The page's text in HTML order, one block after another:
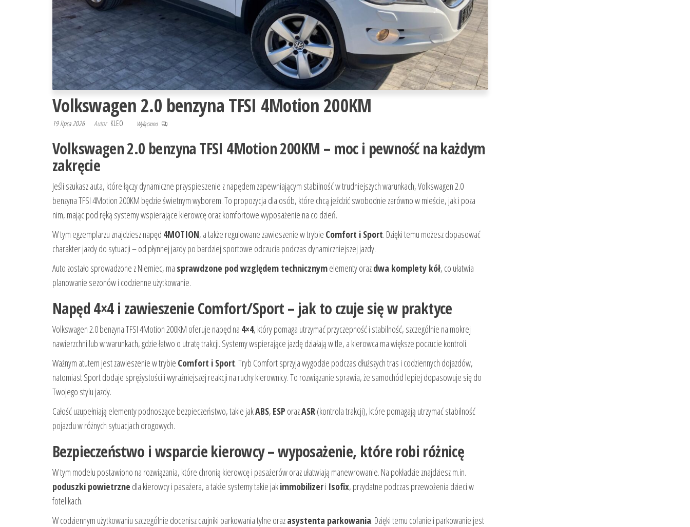
Volkswagen 2.0 benzyna TFSI 4Motion 200KM
19 lipca 2026 Autor KLEO Wyłączono
Volkswagen 2.0 benzyna TFSI 4Motion 200KM – moc i pewność na każdym
zakręcie
Jeśli szukasz auta, które łączy dynamiczne przyspieszenie z napędem zapewniającym stabilność w trudniejszych warunkach, Volkswagen 2.0
benzyna TFSI 4Motion 200KM będzie świetnym wyborem. To propozycja dla osób, które chcą jeździć swobodnie zarówno w mieście, jak i poza
nim, mając pod ręką systemy wspierające kierowcę oraz komfortowe wyposażenie na co dzień.
W tym egzemplarzu znajdziesz napęd 4MOTION, a także regulowane zawieszenie w trybie Comfort i Sport. Dzięki temu możesz dopasować
charakter jazdy do sytuacji – od płynnej jazdy po bardziej sportowe odczucia podczas dynamiczniejszej jazdy.
Auto zostało sprowadzone z Niemiec, ma sprawdzone pod względem technicznymelementy orazdwa komplety kół, co ułatwia
planowanie sezonów i codzienne użytkowanie.
Napęd 4×4 i zawieszenie Comfort/Sport – jak to czuje się w praktyce
Volkswagen 2.0 benzyna TFSI 4Motion 200KM oferuje napęd na 4×4, który pomaga utrzymać przyczepność i stabilność, szczególnie na mokrej
nawierzchni lub w warunkach, gdzie łatwo o utratę trakcji. Systemy wspierające jazdę działają w tle, a kierowca ma większe poczucie kontroli.
Ważnym atutem jest zawieszenie w trybie Comfort i Sport. Tryb Comfort sprzyja wygodzie podczas dłuższych tras i codziennych dojazdów,
natomiast Sport dodaje sprężystości i wyraźniejszej reakcji na ruchy kierownicy. To rozwiązanie sprawia, że samochód lepiej dopasowuje się do
Twojego stylu jazdy.
Całość uzupełniają elementy podnoszące bezpieczeństwo, takie jakABS, ESP orazASR(kontrola trakcji), które pomagają utrzymać stabilność
pojazdu w różnych sytuacjach drogowych.
Bezpieczeństwo i wsparcie kierowcy – wyposażenie, które robi różnicę
W tym modelu postawiono na rozwiązania, które chronią kierowcę i pasażerów oraz ułatwiają manewrowanie. Na pokładzie znajdziesz m.in.
poduszki powietrzne dla kierowcy i pasażera, a także systemy takie jakimmobilizeri Isofix, przydatne podczas przewożenia dzieci w
fotelikach.
W codziennym użytkowaniu szczególnie docenisz czujniki parkowania tylne orazasystenta parkowania. Dzięki temu cofanie i parkowanie jest